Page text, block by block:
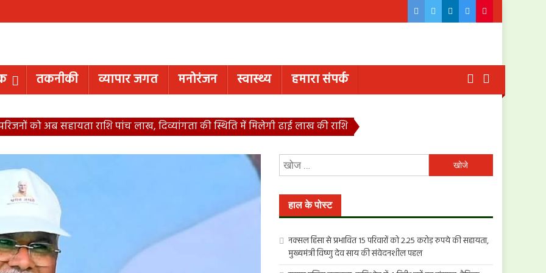
तकनीकी व्यापार जगत मनोरंजन स्वास्थ्य हमारा संपर्क
को अब सहायता राशि पांच लाख, दिव्यांगता की स्थिति में मिलेगी ढाई लाख की राशि
को
हाल के पोस्ट
नक्सल हिंसा से प्रभावित 15 परिवारों को 2.25 करोड़ रुपये की सहायता,
मुख्यमंत्री विष्णु देव साय की संवेदनशील पहल